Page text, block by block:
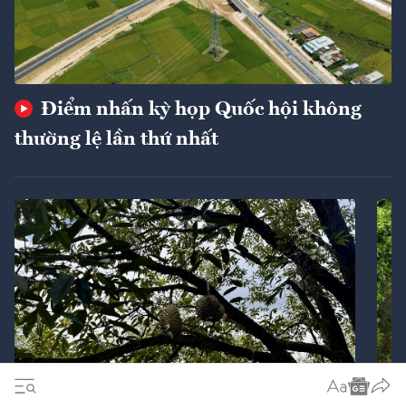
Điểm nhấn kỳ họp Quốc hội không
thường lệ lần thứ nhất